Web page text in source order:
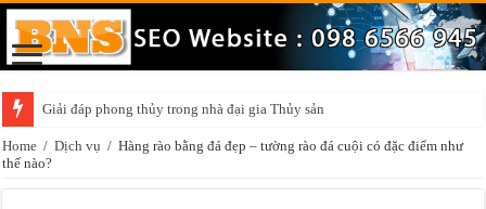
Giải đáp phong thủy trong nhà đại gia Thủy sản
Những điều cần chú ý khi trang trí vật phẩm phong thủy trong nhà
Home / Dịch vụ / Hàng rào bằng đá đẹp – tường rào đá cuội có đặc điểm như
thế nào?